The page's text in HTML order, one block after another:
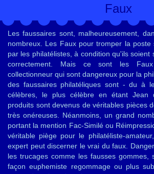
Faux
Les faussaires sont, malheureusement,
nombreux. Les Faux pour tromper la poste
par les philatélistes, à condition qu'ils soient
correctement. Mais ce sont les
collectionneur qui sont dangereux pour la
des faussaires philatéliques sont - du à
célèbres, le plus célèbre en étant Jean
produits sont devenus de véritables pièces
très onéreuses. Néanmoins, un grand
portant la mention Fac-Similé ou
véritable piège pour le philatéliste-
expert peut discerner le vrai du faux.
les trucages comme les fausses gommes,
façon euphemiste regommage ou plus